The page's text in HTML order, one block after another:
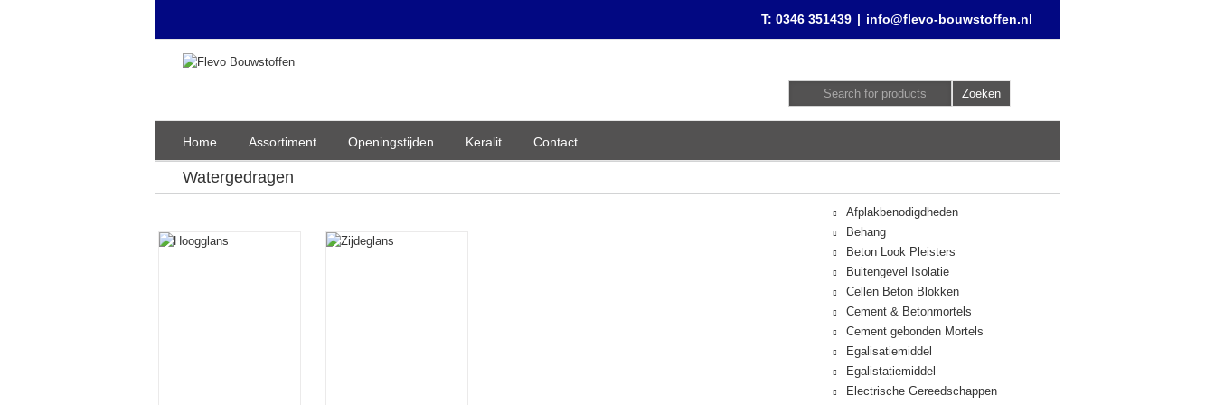
T: 0346 351439 | info@flevo-bouwstoffen.nl
Home Assortiment Openingstijden Keralit Contact
Watergedragen
Afplakbenodigdheden
Behang
Beton Look Pleisters
Buitengevel Isolatie
Cellen Beton Blokken
Cement & Betonmortels
Cement gebonden Mortels
Egalisatiemiddel
Egalistatiemiddel
Electrische Gereedschappen